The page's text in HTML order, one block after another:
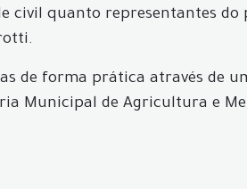
civil quanto representantes do
de forma prática através de
Municipal de Agricultura e